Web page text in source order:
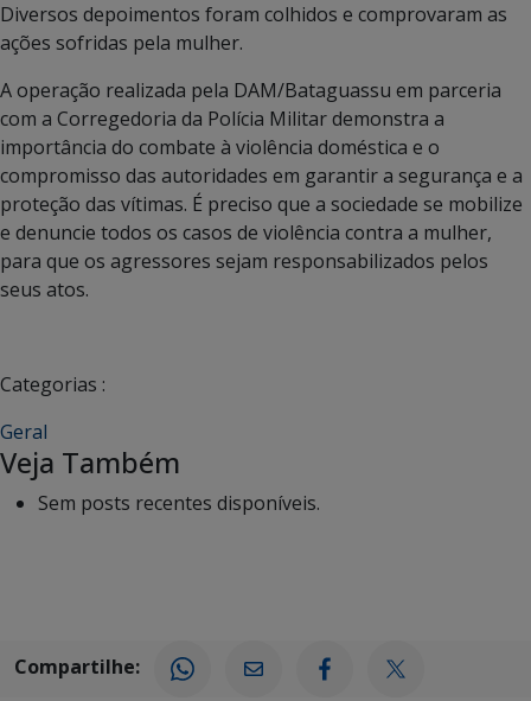
Diversos depoimentos foram colhidos e comprovaram as
ações sofridas pela mulher.
A operação realizada pela DAM/Bataguassu em parceria
com a Corregedoria da Polícia Militar demonstra a
importância do combate à violência doméstica e o
compromisso das autoridades em garantir a segurança e a
proteção das vítimas. É preciso que a sociedade se mobilize
e denuncie todos os casos de violência contra a mulher,
para que os agressores sejam responsabilizados pelos
seus atos.
Categorias :
Geral
Veja Também
Sem posts recentes disponíveis.
Compartilhe: